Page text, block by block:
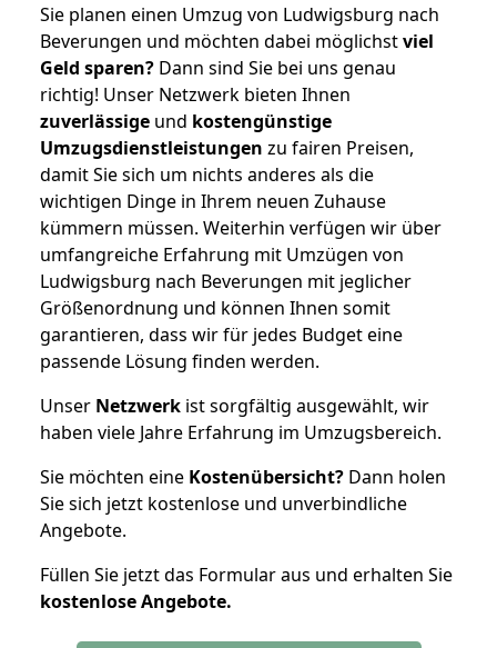
Sie planen einen Umzug von Ludwigsburg nach
Beverungen und möchten dabei möglichstviel
Geld sparen? Dann sind Sie bei uns genau
richtig! Unser Netzwerk bieten Ihnen
zuverlässige und kostengünstige
Umzugsdienstleistungen zu fairen Preisen,
damit Sie sich um nichts anderes als die
wichtigen Dinge in Ihrem neuen Zuhause
kümmern müssen. Weiterhin verfügen wir über
umfangreiche Erfahrung mit Umzügen von
Ludwigsburg nach Beverungen mit jeglicher
Größenordnung und können Ihnen somit
garantieren, dass wir für jedes Budget eine
passende Lösung finden werden.
Unser Netzwerk ist sorgfältig ausgewählt, wir
haben viele Jahre Erfahrung im Umzugsbereich.
Sie möchten eine Kostenübersicht? Dann holen
Sie sich jetzt kostenlose und unverbindliche
Angebote.
Füllen Sie jetzt das Formular aus und erhalten Sie
kostenloseAngebote.